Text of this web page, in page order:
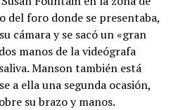
del foro donde se presentaba,
cámara y se sacó un «gran
manos de la videógrafa
Manson también está
a ella una segunda ocasión,
su brazo y manos.